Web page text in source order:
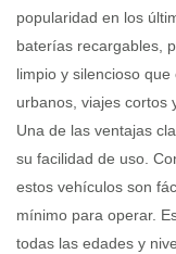
popularidad en los
baterías recargables,
limpio y silencioso
urbanos, viajes cortos
Una de las ventajas
su facilidad de uso.
estos vehículos son
mínimo para operar.
todas las edades y